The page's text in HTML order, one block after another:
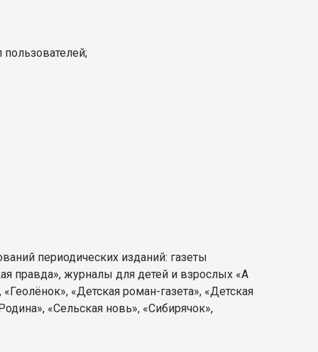
периодических изданий: газеты
правда», журналы для детей и взрослых «А
«Детская роман-газета», «Детская
«Сельская новь», «Сибирячок»,